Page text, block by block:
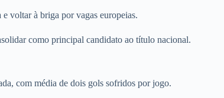
voltar à briga por vagas europeias.
como principal candidato ao título nacional.
com média de dois gols sofridos por jogo.